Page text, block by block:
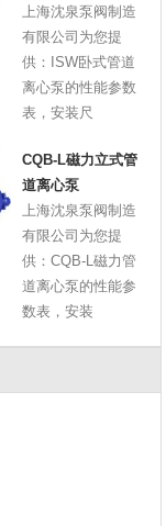
上海沈泉泵阀制造
有限公司为您提
供：ISW卧式管道
离心泵的性能参数
表，安装尺
CQB-L磁力立式管
道离心泵
上海沈泉泵阀制造
有限公司为您提
供：CQB-L磁力管
道离心泵的性能参
数表，安装